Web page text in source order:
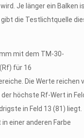
Je länger ein Balken
die Testlichtquelle